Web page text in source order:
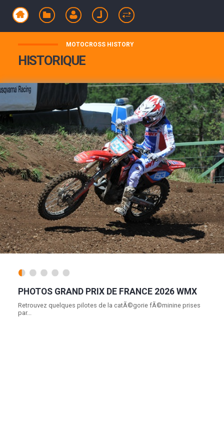
MOTOCROSS HISTORY
HISTORIQUE
PHOTOS GRAND PRIX DE FRANCE 2026 WMX
Retrouvez quelques pilotes de la catÃ©gorie fÃ©minine prises
par...